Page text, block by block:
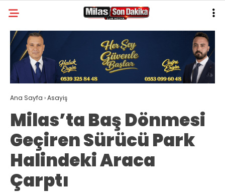
27.8
GALERİ YAZARLAR
MILAS
MUĞLA’DAN
ASAYIŞ
GÜNDEM
EKONOMI
SPOR
Ana Sayfa ›Asayiş
Milas’ta Baş Dönmesi
Geçiren Sürücü Park
Halindeki Araca
Çarptı